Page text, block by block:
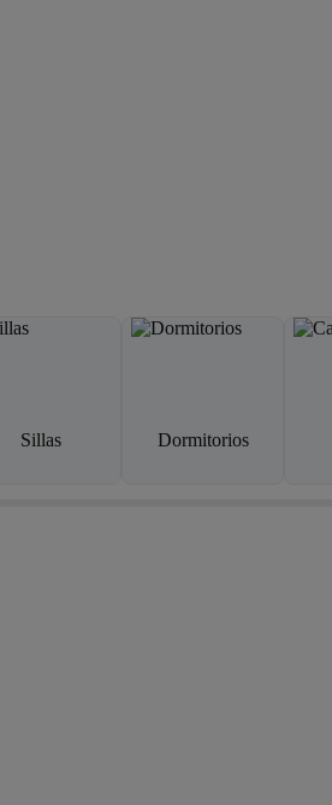
Sillas Dormitorios